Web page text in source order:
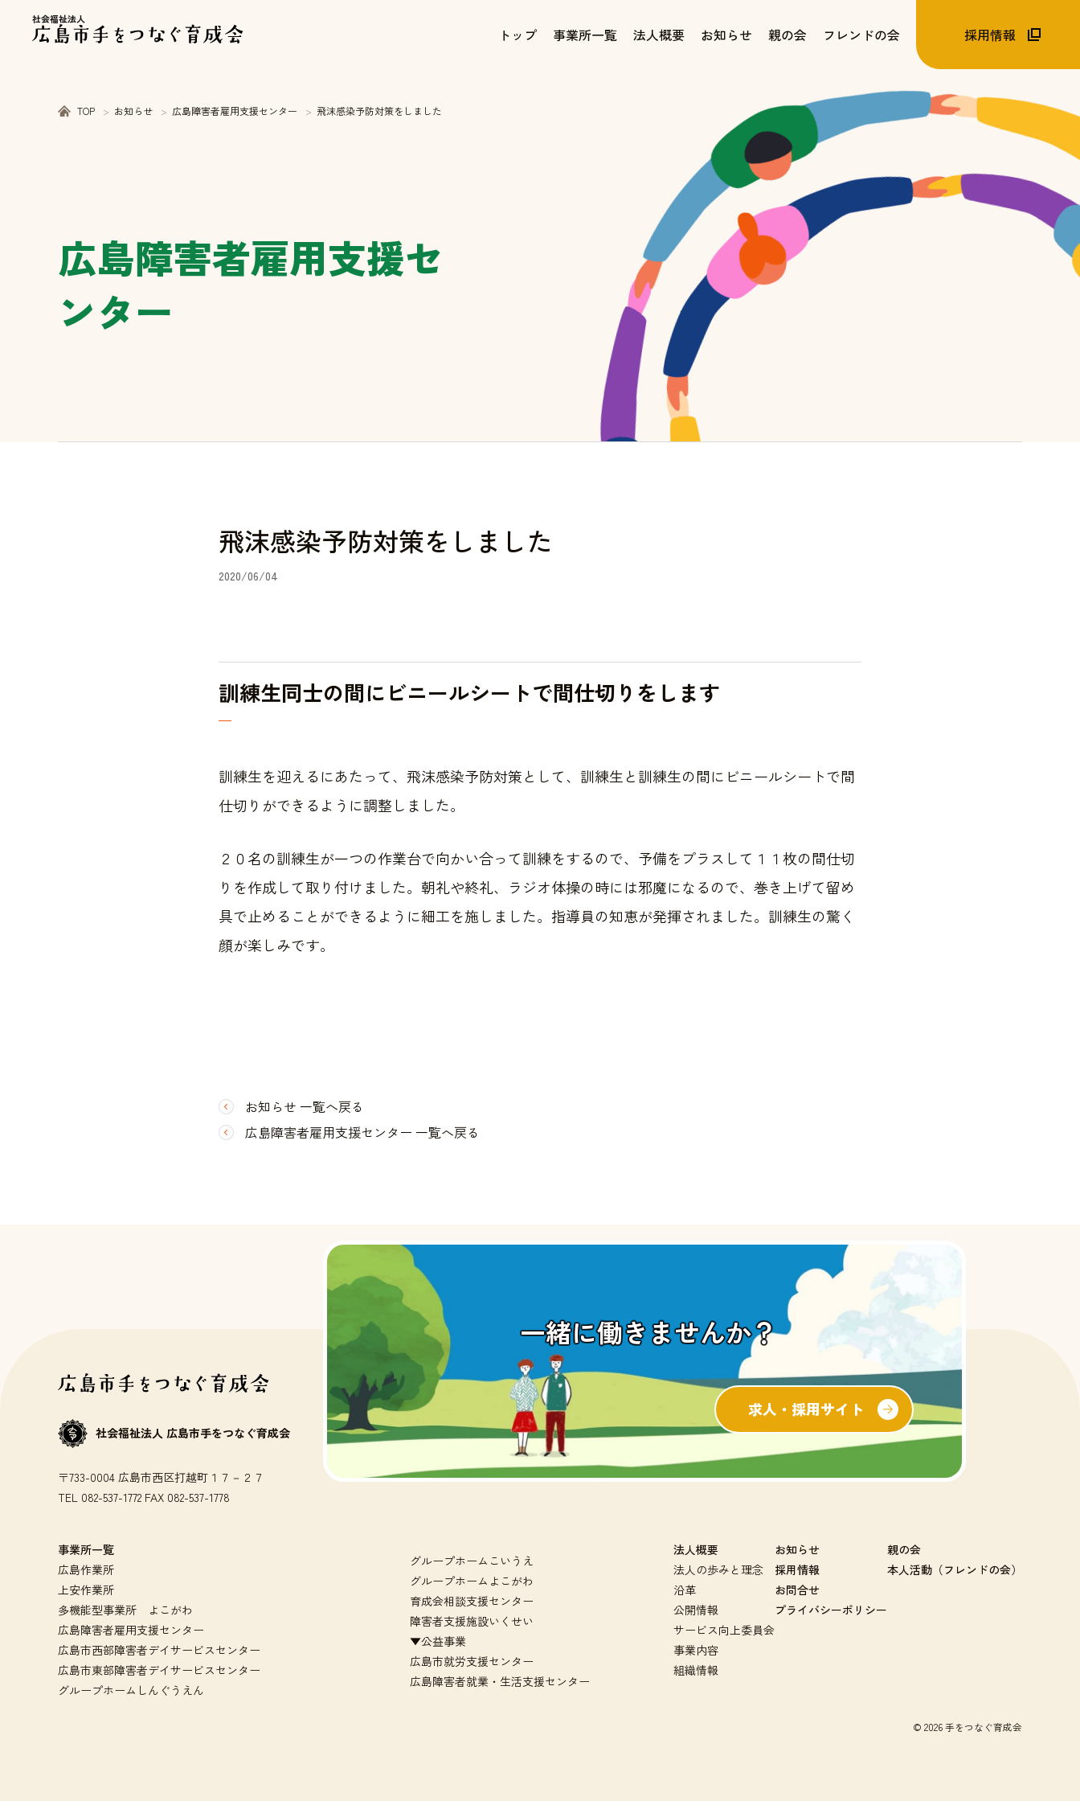
社会福祉法人
トップ 事業所一覧 法人概要 お知らせ 親の会 フレンドの会 採用情報
TOP お知らせ 広島障害者雇用支援センター 飛沫感染予防対策をしました
広島障害者雇用支援セ
ンター
飛沫感染予防対策をしました
2020/06/04
訓練生同士の間にビニールシートで間仕切りをします
訓練生を迎えるにあたって、飛沫感染予防対策として、訓練生と訓練生の間にビニールシートで間
仕切りができるように調整しました。
２０名の訓練生が一つの作業台で向かい合って訓練をするので、予備をプラスして１１枚の間仕切
りを作成して取り付けました。朝礼や終礼、ラジオ体操の時には邪魔になるので、巻き上げて留め
具で止めることができるように細工を施しました。指導員の知恵が発揮されました。訓練生の驚く
顔が楽しみです。
お知らせ 一覧へ戻る
広島障害者雇用支援センター 一覧へ戻る
一緒に働きませんか？
求人・採用サイト
社会福祉法人 広島市手をつなぐ育成会
〒733-0004 広島市西区打越町１７－２７
TEL 082-537-1772 FAX 082-537-1778
事業所一覧
広島作業所
上安作業所
多機能型事業所 よこがわ
広島障害者雇用支援センター
広島市西部障害者デイサービスセンター
広島市東部障害者デイサービスセンター
グループホームしんぐうえん
グループホームこいうえ
グループホームよこがわ
育成会相談支援センター
障害者支援施設いくせい
▼公益事業
広島市就労支援センター
広島障害者就業・生活支援センター
法人概要
法人の歩みと理念
沿革
公開情報
サービス向上委員会
事業内容
組織情報
お知らせ
採用情報
お問合せ
プライバシーポリシー
親の会
本人活動（フレンドの会）
© 2026 手をつなぐ育成会